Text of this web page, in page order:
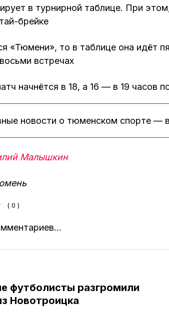
в турнирной таблице. При
брейке
«Тюмени», то в таблице она идёт
встречах
начнётся в 18, а 16 — в 19 часов
новости о тюменском спорте — в
Малышкин
( 0 )
футболисты разгромили
Новотроицка